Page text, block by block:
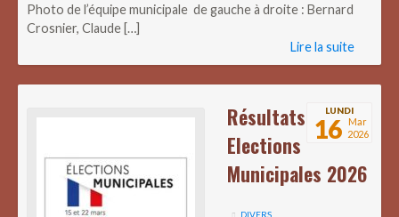
Photo de l’équipe municipale de gauche à droite : Bernard
Crosnier, Claude […]
Lire la suite
LUNDI
16 Mar
2026
Résultats
Elections
Municipales 2026
DIVERS